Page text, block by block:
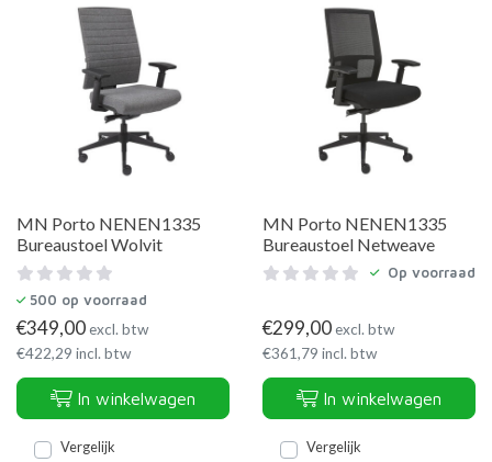
MN Porto NENEN1335
Bureaustoel Wolvit
500 op voorraad
€349,00excl. btw
€422,29 incl. btw
In winkelwagen
Vergelijk
MN Porto NENEN1335
Bureaustoel Netweave
Op voorraad
€299,00excl. btw
€361,79 incl. btw
In winkelwagen
Vergelijk